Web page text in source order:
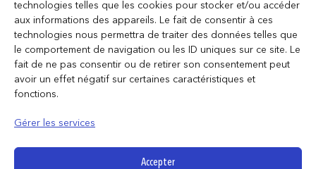
technologies telles que les cookies pour stocker et/ou accéder
aux informations des appareils. Le fait de consentir à ces
technologies nous permettra de traiter des données telles que
le comportement de navigation ou les ID uniques sur ce site. Le
fait de ne pas consentir ou de retirer son consentement peut
avoir un effet négatif sur certaines caractéristiques et
fonctions.
Gérer les services
Accepter
QUI SOMMES NOUS ?
NOUS REJOINDRE
F.A.Q
Conditions générales de vente